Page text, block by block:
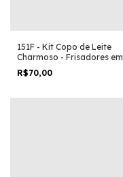
151F - Kit Copo de Leite
Charmoso - Frisadores em
Resina
R$70,00